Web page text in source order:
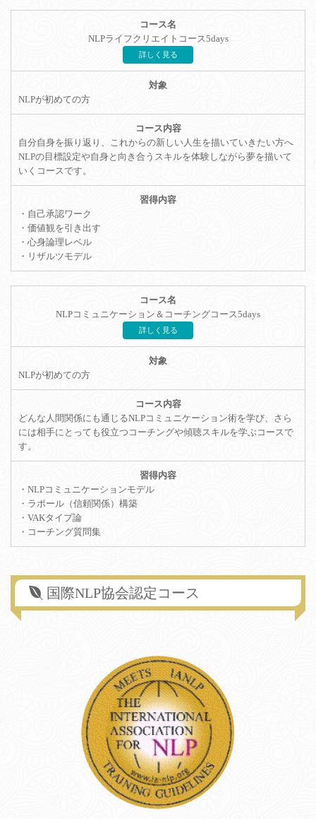
NLPライフクリエイトコース5days
詳しく見る
NLPが初めての方
自分自身を振り返り、これからの新しい人生を描いていきたい方へ
NLPの目標設定や自身と向き合うスキルを体験しながら夢を描いて
いくコースです。
・自己承認ワーク
・価値観を引き出す
・心身論理レベル
・リザルツモデル
NLPコミュニケーション＆コーチングコース5days
詳しく見る
NLPが初めての方
どんな人間関係にも通じるNLPコミュニケーション術を学び、さら
には相手にとっても役立つコーチングや傾聴スキルを学ぶコースで
す。
・NLPコミュニケーションモデル
・ラポール（信頼関係）構築
・VAKタイプ論
・コーチング質問集
国際NLP協会認定コース